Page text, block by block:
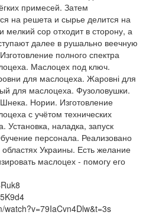
примесей. Затем
на решета и сырье делится на
сор отходит в сторону, а
далее в рушально веечную
полного спектра
Маслоцех под ключ.
для маслоцеха. Жаровні для
для маслоцеха. Фузоловушки.
Нории. Изготовление
с учётом технических
Установка, наладка, запуск
персонала. Реализовано
Украины. Есть желание
маслоцех - помогу его
watch?v=79IaCvn4Dlw&t=3s